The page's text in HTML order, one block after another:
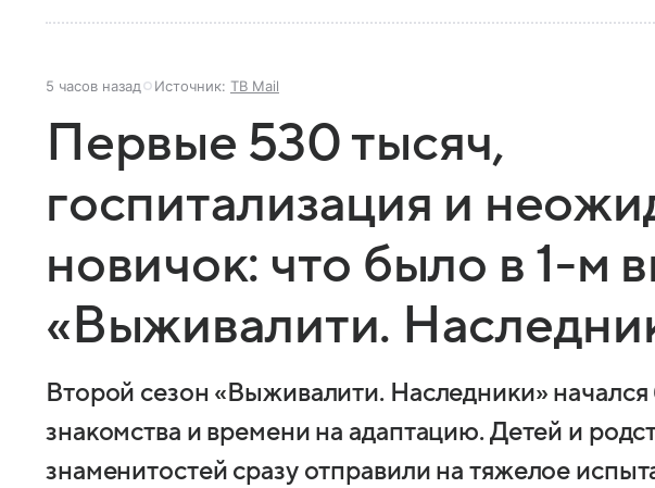
5 часов назад Источник: ТВ Mail
Первые 530 тысяч,
госпитализация и
новичок: что было в 1-м
«Выживалити.
Второй сезон «Выживалити. Наследники» начался
знакомства и времени на адаптацию. Детей и
знаменитостей сразу отправили на тяжелое